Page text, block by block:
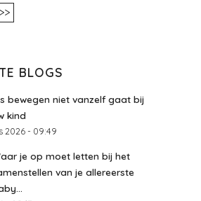
>>
BLOGS
bewegen niet vanzelf gaat bij
kind
2026 - 09:49
je op moet letten bij het
van je allereerste